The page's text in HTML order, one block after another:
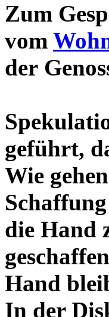
Zum
vom
der
geführt,
Wie
die Hand
Hand
In der